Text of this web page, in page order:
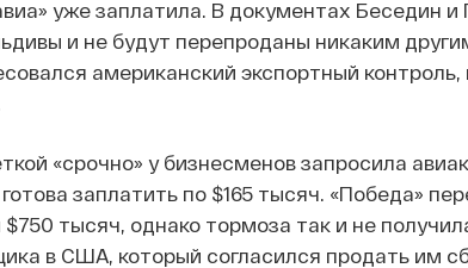
уже заплатила. В документах Беседин и
и не будут перепроданы никаким
американский экспортный контроль,
«срочно» у бизнесменов запросила
заплатить по $165 тысяч. «Победа»
тысяч, однако тормоза так и не
в США, который согласился продать им